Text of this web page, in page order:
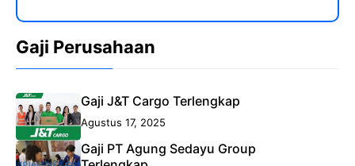
Gaji Perusahaan
Gaji J&T Cargo Terlengkap
Agustus 17, 2025
Gaji PT Agung Sedayu Group